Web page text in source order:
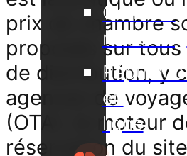
Contenu
marketing
en
ligne
prix de chambre
proposés sur tous
de distribution, y
agences de
(OTA), le moteur
réservation du